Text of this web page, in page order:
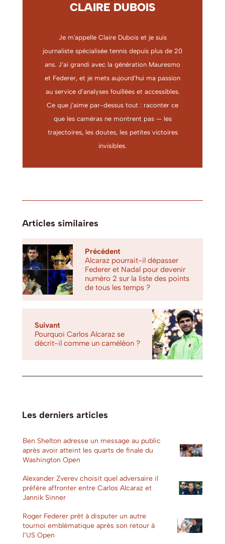
CLAIRE DUBOIS
Je m'appelle Claire Dubois et je suis
journaliste spécialisée tennis depuis plus de 20
ans. J’ai grandi avec la génération Mauresmo
et Federer, et je mets aujourd’hui ma passion
au service d’analyses fouillées et accessibles.
Ce que j’aime par-dessus tout : raconter ce
que les caméras ne montrent pas — les
trajectoires, les doutes, les petites victoires
invisibles.
Articles similaires
Précédent
Alcaraz pourrait-il dépasser
Federer et Nadal pour devenir
numéro 2 sur la liste des points
de tous les temps ?
Suivant
Pourquoi Carlos Alcaraz se
décrit-il comme un caméléon ?
Les derniers articles
Ben Shelton adresse un message au public
après avoir atteint les quarts de finale du
Washington Open
Alexander Zverev choisit quel adversaire il
préfère affronter entre Carlos Alcaraz et
Jannik Sinner
Roger Federer prêt à disputer un autre
tournoi emblématique après son retour à
l’US Open